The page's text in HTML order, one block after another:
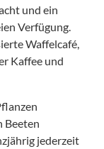
und ein
Verfügung.
Waffelcafé,
Kaffee und
Beeten
jederzeit